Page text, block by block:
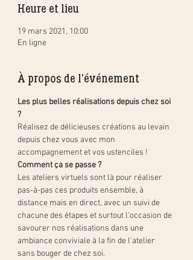
Heure et lieu
19 mars 2021, 10:00
En ligne
À propos de l'événement
Les plus belles réalisations depuis chez soi
?
Réalisez de délicieuses créations au levain
depuis chez vous avec mon
accompagnement et vos ustenciles !
Comment ça se passe ?
Les ateliers virtuels sont là pour réaliser
pas-à-pas ces produits ensemble, à
distance mais en direct, avec un suivi de
chacune des étapes et surtout l'occasion de
savourer nos réalisations dans une
ambiance conviviale à la fin de l'atelier
sans bouger de chez soi.